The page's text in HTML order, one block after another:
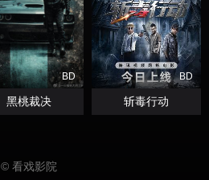
BD
黑桃裁决
BD
斩毒行动
© 看戏影院